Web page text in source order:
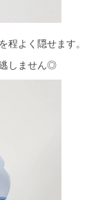
程よく隠せます。
しません◎